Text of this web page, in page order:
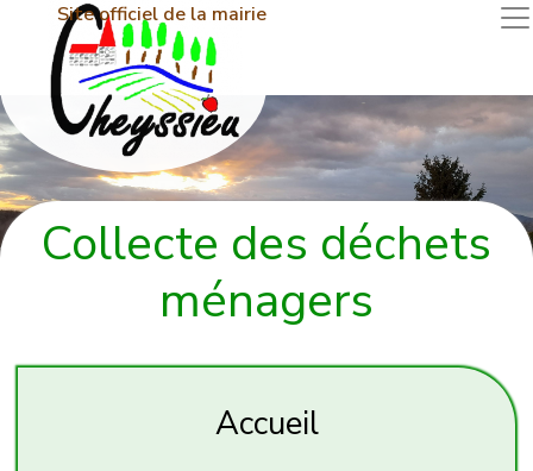
Site officiel de la mairie
Collecte des déchets
ménagers
Accueil